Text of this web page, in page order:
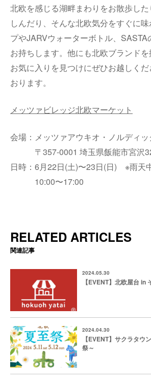
北欧を感じる湖畔まわりをお散歩し
しんだり、そんな北欧気分をすぐに
プやJARVウォーターボトル、SASTA
お持ちします。他にも北欧ブランドを
お気に入りを見つけにぜひお越しく
おります。
メッツァビレッジ北欧マーケット
会場：メッツァアウキオ・ノルディ
〒357-0001 埼玉県飯能市宮沢
日時：6月22日(土)〜23日(日) ※雨天
10:00〜17:00
RELATED ARTICLES
関連記事
2024.05.30
【EVENT】北欧屋台 in
2024.04.30
【EVENT】サクラタウ
祭～